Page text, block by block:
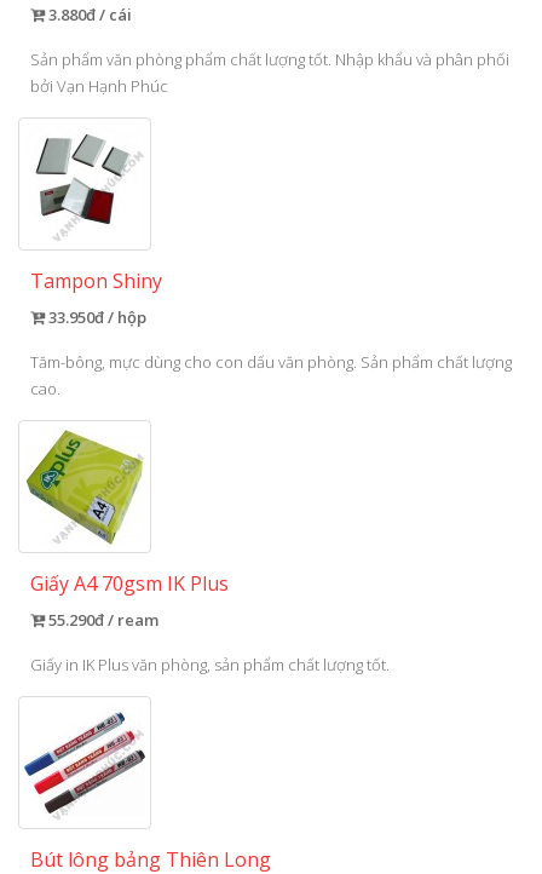
3.880đ / cái
Sản phẩm văn phòng phẩm chất lượng tốt. Nhập khẩu và phân phối
bởi Vạn Hạnh Phúc
Tampon Shiny
33.950đ / hộp
Tăm-bông, mực dùng cho con dấu văn phòng. Sản phẩm chất lượng
cao.
Giấy A4 70gsm IK Plus
55.290đ / ream
Giấy in IK Plus văn phòng, sản phẩm chất lượng tốt.
Bút lông bảng Thiên Long